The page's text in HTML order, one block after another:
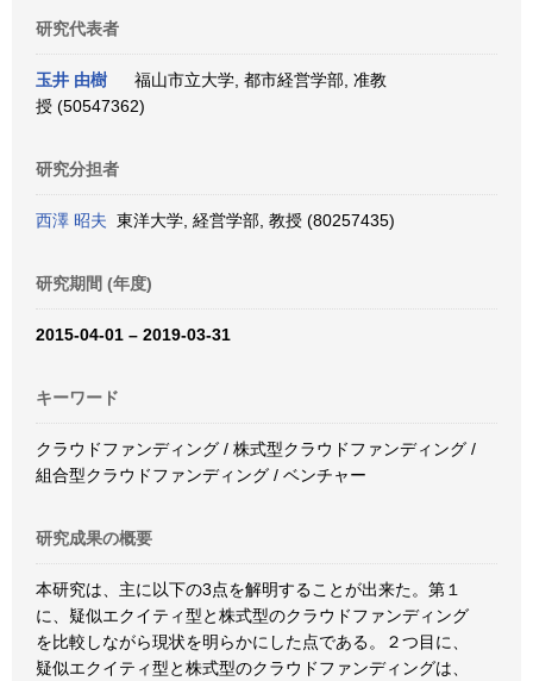
研究代表者
玉井 由樹
福山市立大学, 都市経営学部, 准教
授 (50547362)
研究分担者
西澤 昭夫 東洋大学, 経営学部, 教授 (80257435)
研究期間 (年度)
2015-04-01 – 2019-03-31
キーワード
クラウドファンディング / 株式型クラウドファンディング /
組合型クラウドファンディング / ベンチャー
研究成果の概要
本研究は、主に以下の3点を解明することが出来た。第１
に、疑似エクイティ型と株式型のクラウドファンディング
を比較しながら現状を明らかにした点である。２つ目に、
疑似エクイティ型と株式型のクラウドファンディングは、